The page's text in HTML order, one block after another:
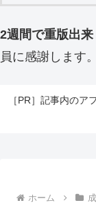
2週間で重版出来
員に感謝します。
［PR］記事内のア
ホーム